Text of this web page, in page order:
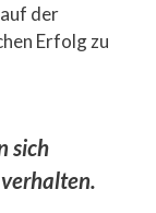
der
Erfolg zu
sich